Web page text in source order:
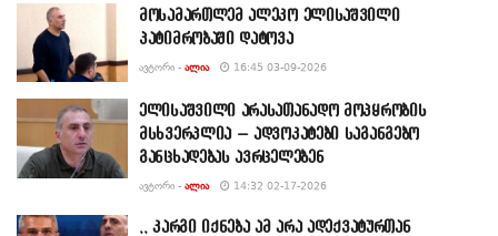
მოსამართლემ ალეკო ელისაშვილი
პატიმრობაში დატოვა
ᲐᲕᲢᲝᲠᲘ - ᲐᲚᲘᲐ 16:45 03-09-2026
ელისაშვილი არასათანადო მოპყრობის
მსხვერპლია – ადვოკატები საგანგებო
განცხადებას ავრცელებენ
ᲐᲕᲢᲝᲠᲘ - ᲐᲚᲘᲐ 14:32 02-17-2026
,, კარგი იქნება ამ არა ადექვატურთან